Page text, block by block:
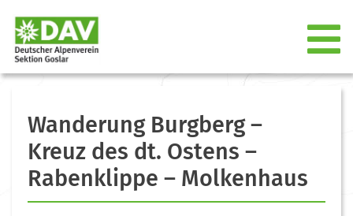
Wanderung Burgberg –
Kreuz des dt. Ostens –
Rabenklippe – Molkenhaus